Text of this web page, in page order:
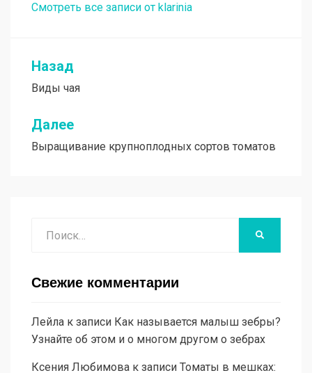
Смотреть все записи от klarinia
Навигация
по
записям
Назад
Виды чая
Далее
Выращивание крупноплодных сортов томатов
Свежие комментарии
Лейла к записи Как называется малыш зебры?
Узнайте об этом и о многом другом о зебрах
Ксения Любимова к записи Томаты в мешках: